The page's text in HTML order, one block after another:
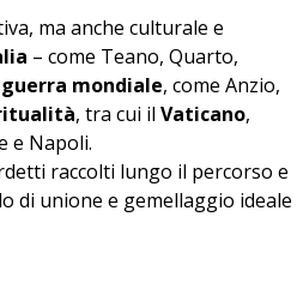
ma anche culturale e
– come Teano, Quarto,
mondiale, come Anzio,
, tra cui il Vaticano,
e Napoli.
raccolti lungo il percorso e
di unione e gemellaggio ideale